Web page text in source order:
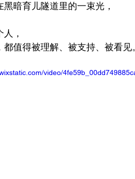
黑暗育儿隧道里的一束光，
，
都值得被理解、被支持、被看见
video/